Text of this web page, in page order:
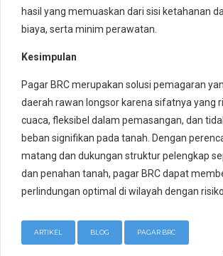
hasil yang memuaskan dari sisi ketahanan
biaya, serta minim perawatan.
Kesimpulan
Pagar BRC merupakan solusi pemagaran
daerah rawan longsor karena sifatnya yang
cuaca, fleksibel dalam pemasangan, dan
beban signifikan pada tanah. Dengan
matang dan dukungan struktur pelengkap
dan penahan tanah, pagar BRC dapat
perlindungan optimal di wilayah dengan
ARTIKEL BLOG PAGAR BRC